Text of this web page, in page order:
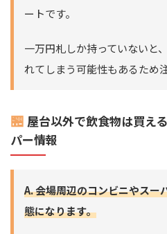
ートです。
一万円札しか持っていないと
れてしまう可能性もあるため
🏪 屋台以外で飲食物は買え
パー情報
A. 会場周辺のコンビニやスー
態になります。